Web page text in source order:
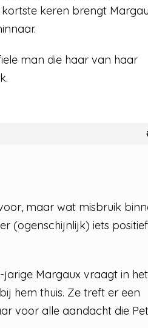
keren brengt
man die haar van haar
maar wat misbruik
(ogenschijnlijk) iets
Margaux vraagt in het
hem thuis. Ze treft er een
voor alle aandacht die